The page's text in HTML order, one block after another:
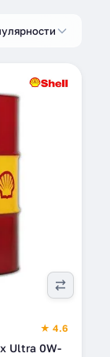
★ 4.6
Ultra 0W-